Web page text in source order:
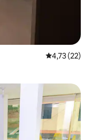
Gemiddelde
4,73 (22)